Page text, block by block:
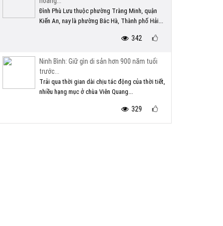
Đình Phù Lưu thuộc phường Tràng Minh, quận
Kiến An, nay là phường Bắc Hà, Thành phố Hải...
342
Ninh Bình: Giữ gìn di sản hơn 900 năm tuổi
trước...
Trải qua thời gian dài chịu tác động của thời tiết,
nhiều hạng mục ở chùa Viên Quang...
329